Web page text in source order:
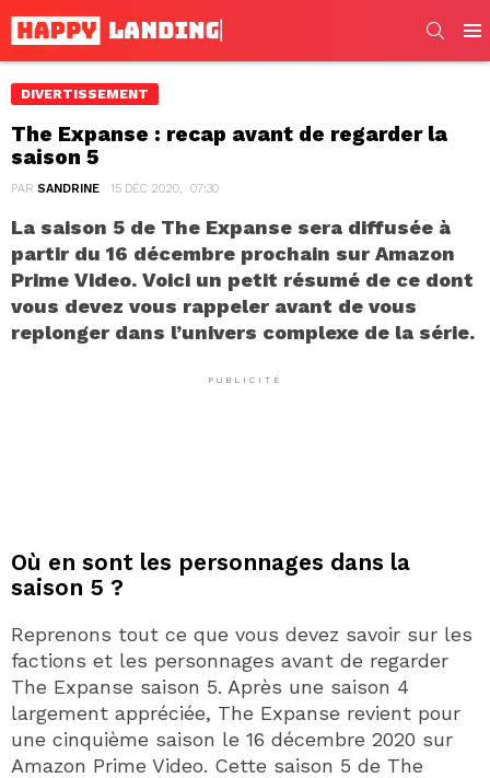
DIVERTISSEMENT
The Expanse : recap avant de regarder la
saison 5
PAR SANDRINE 15 DÉC 2020, · 07:30
La saison 5 de The Expanse sera diffusée à
partir du 16 décembre prochain sur Amazon
Prime Video. Voici un petit résumé de ce dont
vous devez vous rappeler avant de vous
replonger dans l’univers complexe de la série.
PUBLICITÉ
Où en sont les personnages dans la
saison 5 ?
Reprenons tout ce que vous devez savoir sur les
factions et les personnages avant de regarder
The Expanse saison 5. Après une saison 4
largement appréciée, The Expanse revient pour
une cinquième saison le 16 décembre 2020 sur
Amazon Prime Video. Cette saison 5 de The